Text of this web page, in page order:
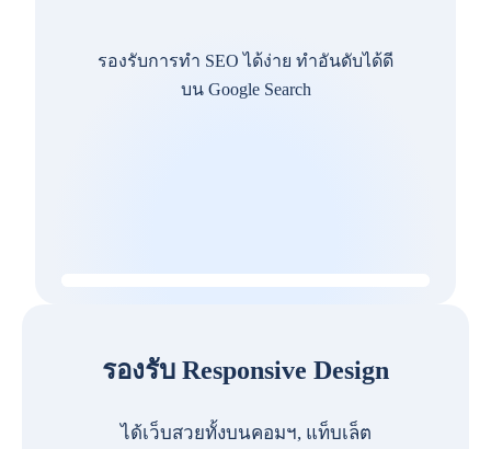
รองรับการทำ SEO ได้ง่าย ทำอันดับได้ดี
บน Google Search
รองรับ Responsive Design
ได้เว็บสวยทั้งบนคอมฯ, แท็บเล็ต